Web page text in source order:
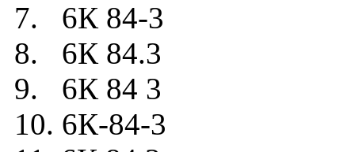
7. 6К 84-3
8. 6К 84.3
9. 6К 84 3
10. 6К-84-3